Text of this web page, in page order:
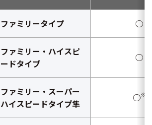
ファミリータイプ ○
ファミリー・ハイスピ
ードタイプ
○
ファミリー・スーパー
ハイスピードタイプ隼
○※